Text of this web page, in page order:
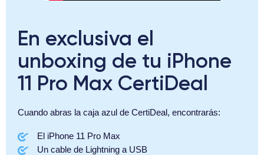
En exclusiva el
unboxing de tu iPhone
11 Pro Max CertiDeal
Cuando abras la caja azul de CertiDeal, encontrarás:
El iPhone 11 Pro Max
Un cable de Lightning a USB